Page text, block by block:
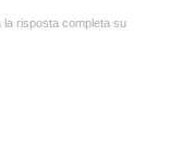
la risposta completa su